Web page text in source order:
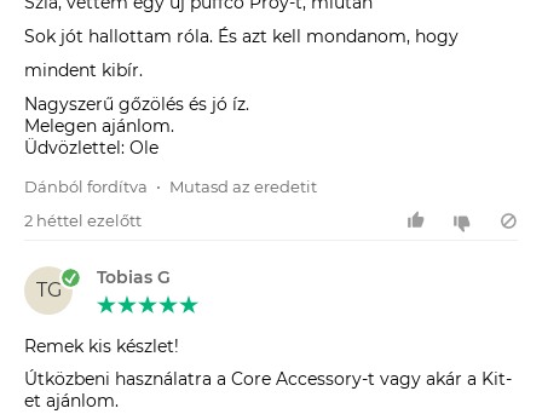
Sok jót hallottam róla. És azt kell mondanom, hogy
mindent kibír.
Nagyszerű gőzölés és jó íz.
Melegen ajánlom.
Üdvözlettel: Ole
Dánból fordítva • Mutasd az eredetit
2 héttel ezelőtt
TG
Tobias G
Remek kis készlet!
Útközbeni használatra a Core Accessory-t vagy akár a Kit-
et ajánlom.